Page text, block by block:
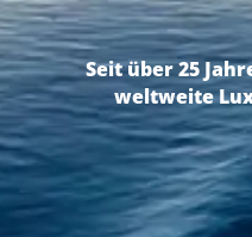
Seit über 25
weltweite